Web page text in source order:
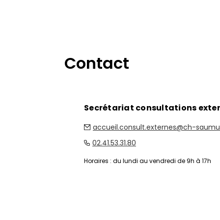
Contact
Secrétariat consultations
accueil.consult.externes@ch-
02.41.53.31.80
Horaires : du lundi au vendredi de 9h à 17h